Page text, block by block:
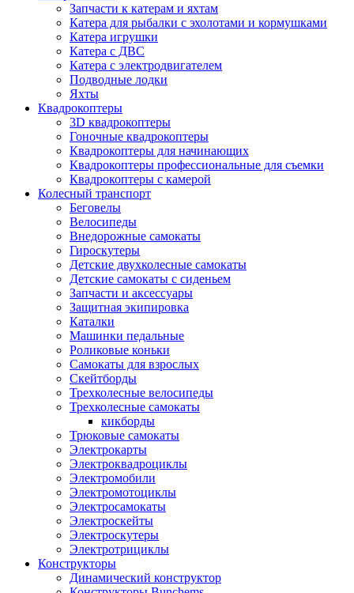
Запчасти к катерам и яхтам
Катера для рыбалки с эхолотами и кормушками
Катера игрушки
Катера с ДВС
Катера с электродвигателем
Подводные лодки
Яхты
Квадрокоптеры
3D квадрокоптеры
Гоночные квадрокоптеры
Квадрокоптеры для начинающих
Квадрокоптеры профессиональные для съемки
Квадрокоптеры с камерой
Колесный транспорт
Беговелы
Велосипеды
Внедорожные самокаты
Гироскутеры
Детские двухколесные самокаты
Детские самокаты с сиденьем
Запчасти и аксессуары
Защитная экипировка
Каталки
Машинки педальные
Роликовые коньки
Самокаты для взрослых
Скейтборды
Трехколесные велосипеды
Трехколесные самокаты
кикборды
Трюковые самокаты
Электрокарты
Электроквадроциклы
Электромобили
Электромотоциклы
Электросамокаты
Электроскейты
Электроскутеры
Электротрициклы
Конструкторы
Динамический конструктор